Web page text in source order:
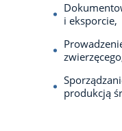
i eksporcie,
produkcją